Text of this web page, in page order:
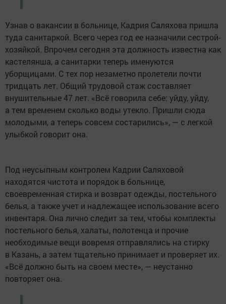
Узнав о вакансии в больнице, Кадрия Саляхова пришла
туда санитаркой. Всего через год ее назначили сестрой-
хозяйкой. Впрочем сегодня эта должность известна как
кастелянша, а санитарки теперь именуются
уборщицами. С тех пор незаметно пролетели почти
тридцать лет. Общий трудовой стаж составляет
внушительные 47 лет. «Всё говорила себе: уйду, уйду,
а тем временем сколько воды утекло. Пришли сюда
молодыми, а теперь совсем состарились», — с легкой
улыбкой говорит она.
Под неусыпным контролем Кадрии Саляховой
находятся чистота и порядок в больнице,
своевременная стирка и возврат одежды, постельного
белья, а также учет и надлежащее использование всего
инвентаря. Она лично следит за тем, чтобы комплекты
постельного белья, халаты, полотенца и прочие
необходимые вещи вовремя отправлялись на стирку
в Казань, а затем тщательно принимает и проверяет их.
«Всё должно быть на своем месте», — неустанно
повторяет она.